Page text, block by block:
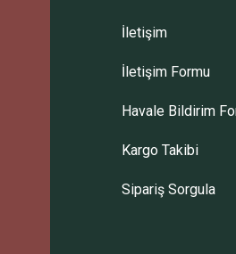
Gönder
İletişim
İletişim Formu
Havale Bildirim
Kargo Takibi
Sipariş Sorgula